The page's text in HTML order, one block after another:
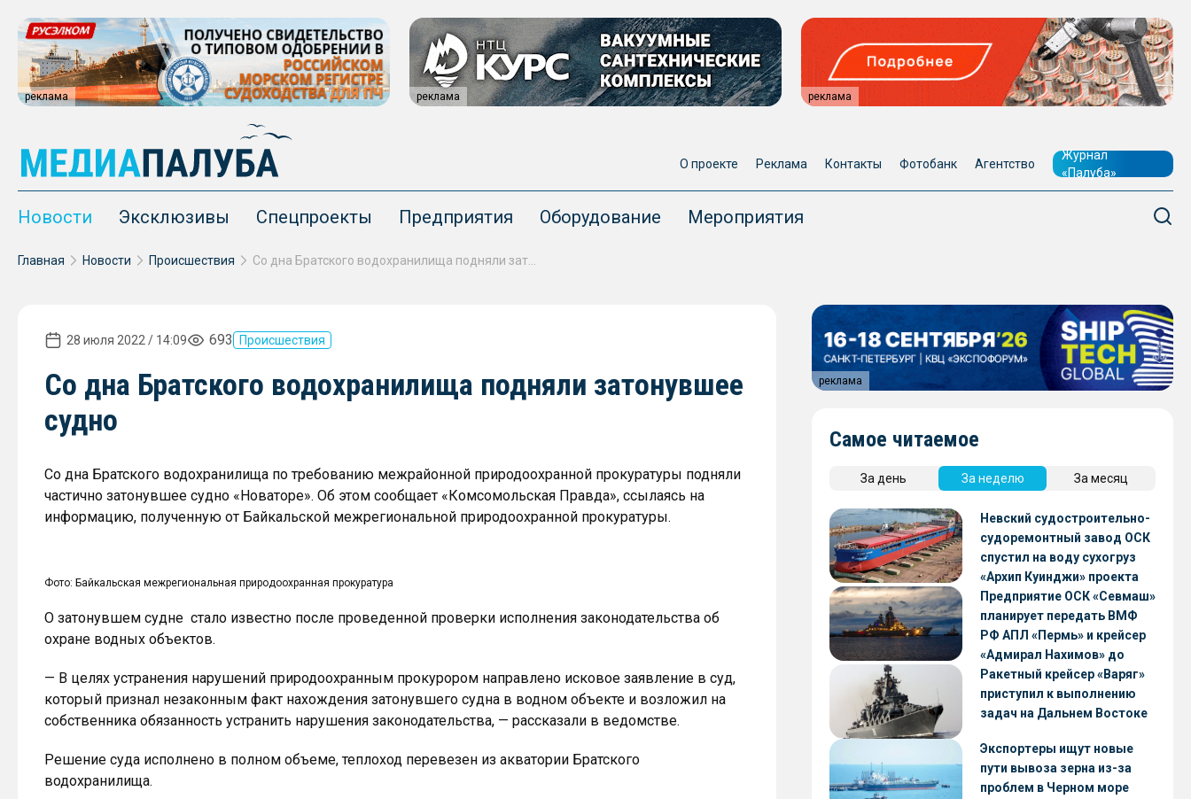
реклама реклама реклама
О проекте Реклама Контакты Фотобанк Агентство
Журнал
«Палуба»
Новости Эксклюзивы Спецпроекты Предприятия Оборудование Мероприятия
Главная Новости Происшествия
28 июля 2022 / 14:09 693 Происшествия
Со дна Братского водохранилища подняли затонувшее
судно
Cо дна Братского водохранилища по требованию межрайонной природоохранной прокуратуры подняли
частично затонувшее судно «Новаторе». Об этом сообщает «Комсомольская Правда», ссылаясь на
информацию, полученную от Байкальской межрегиональной природоохранной прокуратуры.
Фото: Байкальская межрегиональная природоохранная прокуратура
О затонувшем судне стало известно после проведенной проверки исполнения законодательства об
охране водных объектов.
— В целях устранения нарушений природоохранным прокурором направлено исковое заявление в суд,
который признал незаконным факт нахождения затонувшего судна в водном объекте и возложил на
собственника обязанность устранить нарушения законодательства, — рассказали в ведомстве.
Решение суда исполнено в полном объеме, теплоход перевезен из акватории Братского
водохранилища.
реклама
Самое читаемое
За день За неделю За месяц
Невский судостроительно-
судоремонтный завод ОСК
спустил на воду сухогруз
«Архип Куинджи» проекта
RSD59
Предприятие ОСК «Севмаш»
планирует передать ВМФ
РФ АПЛ «Пермь» и крейсер
«Адмирал Нахимов» до
конца 2026 года
Ракетный крейсер «Варяг»
приступил к выполнению
задач на Дальнем Востоке
Экспортеры ищут новые
пути вывоза зерна из-за
проблем в Черном море